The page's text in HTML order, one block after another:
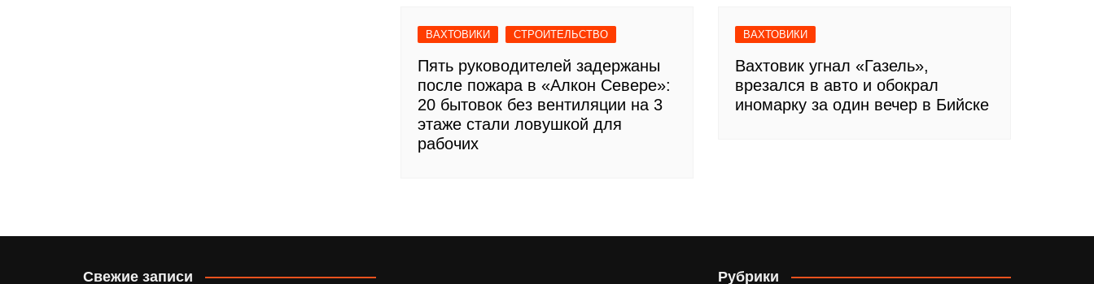
ВАХТОВИКИ СТРОИТЕЛЬСТВО
Пять руководителей задержаны
после пожара в «Алкон Севере»:
20 бытовок без вентиляции на 3
этаже стали ловушкой для
рабочих
ВАХТОВИКИ
Вахтовик угнал «Газель»,
врезался в авто и обокрал
иномарку за один вечер в Бийске
Свежие записи Рубрики